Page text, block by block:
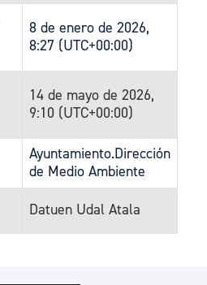
8 de enero de 2026,
8:27 (UTC+00:00)
14 de mayo de 2026,
9:10 (UTC+00:00)
Ayuntamiento.Dirección
de Medio Ambiente
Datuen Udal Atala